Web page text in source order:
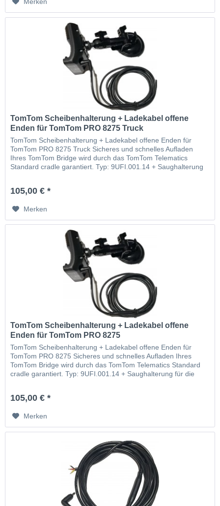
TomTom Scheibenhalterung + Ladekabel offene
Enden für TomTom PRO 8275 Truck
TomTom Scheibenhalterung + Ladekabel offene Enden für
TomTom PRO 8275 Truck Sicheres und schnelles Aufladen
Ihres TomTom Bridge wird durch das TomTom Telematics
Standard cradle garantiert. Typ: 9UFI.001.14 + Saughalterung
105,00 € *
Merken
TomTom Scheibenhalterung + Ladekabel offene
Enden für TomTom PRO 8275
TomTom Scheibenhalterung + Ladekabel offene Enden für
TomTom PRO 8275 Sicheres und schnelles Aufladen Ihres
TomTom Bridge wird durch das TomTom Telematics Standard
cradle garantiert. Typ: 9UFI.001.14 + Saughalterung für die
105,00 € *
Merken